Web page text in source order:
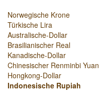
Norwegische Krone
Türkische Lira
Australische-Dollar
Brasilianischer Real
Kanadische-Dollar
Chinesischer Renminbi Yuan
Hongkong-Dollar
Indonesische Rupiah